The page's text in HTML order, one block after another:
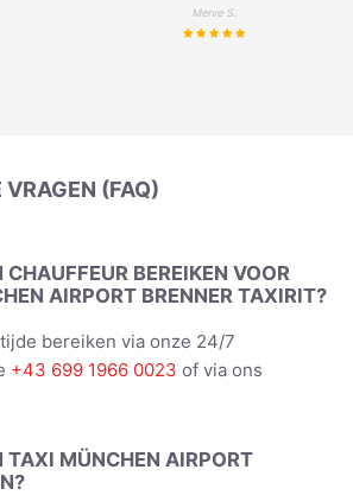
Merve S.
VRAGEN (FAQ)
BEREIKEN VOOR
AIRPORT BRENNER TAXIRIT?
bereiken via onze 24/7
+43 699 1966 0023 of via ons
TAXI MÜNCHEN AIRPORT